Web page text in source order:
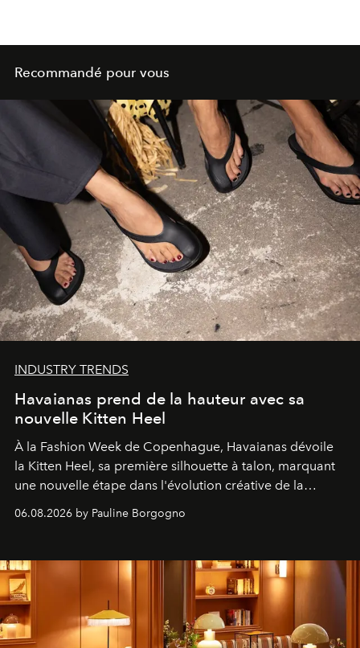
Recommandé pour vous
INDUSTRY TRENDS
Havaianas prend de la hauteur avec sa
nouvelle Kitten Heel
À la Fashion Week de Copenhague, Havaianas dévoile
la Kitten Heel, sa première silhouette à talon, marquant
une nouvelle étape dans l'évolution créative de la
06.08.2026 by Pauline Borgogno